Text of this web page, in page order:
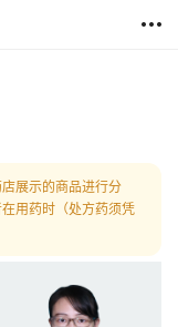
展示的商品进行分
用药时（处方药须凭